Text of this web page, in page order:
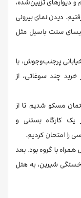
دیوارهای تزیین‌شده،
دیدن نمای بیرونی
سنت باسیل مثل
پرجنب‌وجوش، با
چند سوغاتی، از
مسکو شدیم تا از
یک کارگاه بستنی و
را امتحان کردیم.
با گروه بود. بعد
خستگی شیرین، به هتل